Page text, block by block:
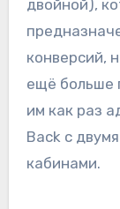
двойной),
конверсий,
ещё больше
им как раз
Back с
кабинами.